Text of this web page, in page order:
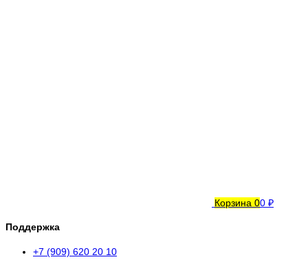
Корзина 00 ₽
Поддержка
+7 (909) 620 20 10